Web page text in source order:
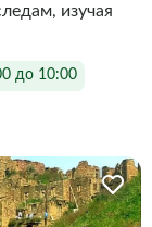
изучая
до 10:00